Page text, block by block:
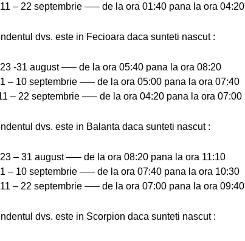
11 – 22 septembrie —– de la ora 01:40 pana la ora 04:20
dvs. este in Fecioara daca sunteti nascut :
23 -31 august —– de la ora 05:40 pana la ora 08:20
1 – 10 septembrie —– de la ora 05:00 pana la ora 07:40
– 22 septembrie —– de la ora 04:20 pana la ora 07:00
dvs. este in Balanta daca sunteti nascut :
23 – 31 august —– de la ora 08:20 pana la ora 11:10
1 – 10 septembrie —– de la ora 07:40 pana la ora 10:30
11 – 22 septembrie —– de la ora 07:00 pana la ora 09:40
dvs. este in Scorpion daca sunteti nascut :